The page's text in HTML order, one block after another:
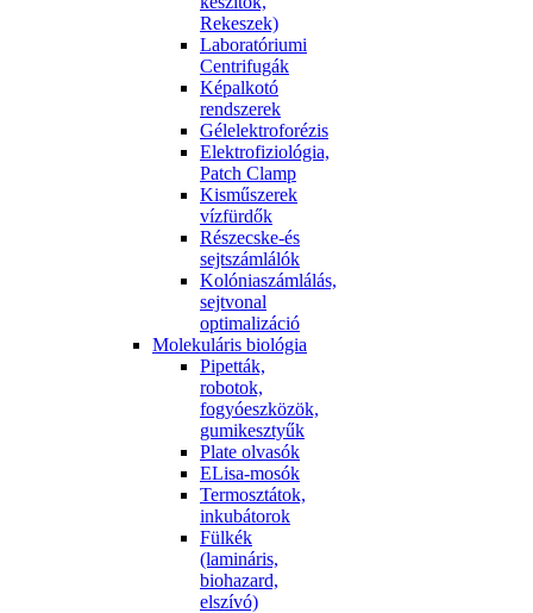
Rekeszek)
Laboratóriumi
Centrifugák
Képalkotó
rendszerek
Gélelektroforézis
Elektrofiziológia,
Patch Clamp
Kisműszerek
vízfürdők
Részecske-és
sejtszámlálók
Kolóniaszámlálás,
sejtvonal
optimalizáció
Molekuláris biológia
Pipetták,
robotok,
fogyóeszközök,
gumikesztyűk
Plate olvasók
ELisa-mosók
Termosztátok,
inkubátorok
Fülkék
(lamináris,
biohazard,
elszívó)